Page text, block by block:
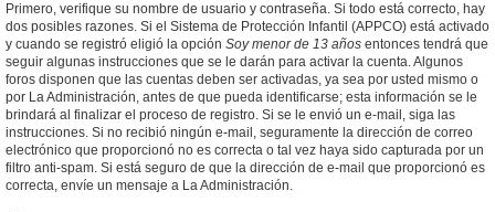
Primero, verifique su nombre de usuario y contraseña. Si todo está correcto, hay
dos posibles razones. Si el Sistema de Protección Infantil (APPCO) está activado
y cuando se registró eligió la opción Soy menor de 13 años entonces tendrá que
seguir algunas instrucciones que se le darán para activar la cuenta. Algunos
foros disponen que las cuentas deben ser activadas, ya sea por usted mismo o
por La Administración, antes de que pueda identificarse; esta información se le
brindará al finalizar el proceso de registro. Si se le envió un e-mail, siga las
instrucciones. Si no recibió ningún e-mail, seguramente la dirección de correo
electrónico que proporcionó no es correcta o tal vez haya sido capturada por un
filtro anti-spam. Si está seguro de que la dirección de e-mail que proporcionó es
correcta, envíe un mensaje a La Administración.